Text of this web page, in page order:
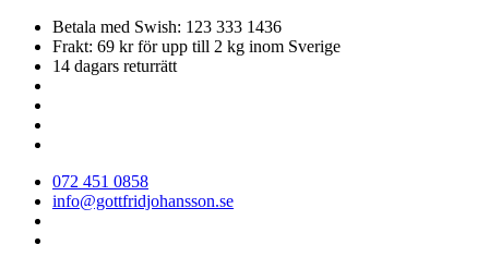
Betala med Swish: 123 333 1436
Frakt: 69 kr för upp till 2 kg inom Sverige
14 dagars returrätt
072 451 0858
info@gottfridjohansson.se